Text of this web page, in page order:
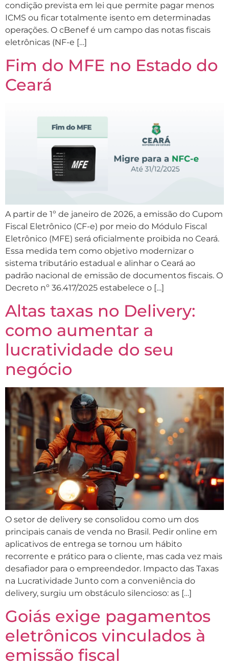
condição prevista em lei que permite pagar menos
ICMS ou ficar totalmente isento em determinadas
operações. O cBenef é um campo das notas fiscais
eletrônicas (NF-e […]
Fim do MFE no Estado do
Ceará
A partir de 1º de janeiro de 2026, a emissão do Cupom
Fiscal Eletrônico (CF-e) por meio do Módulo Fiscal
Eletrônico (MFE) será oficialmente proibida no Ceará.
Essa medida tem como objetivo modernizar o
sistema tributário estadual e alinhar o Ceará ao
padrão nacional de emissão de documentos fiscais. O
Decreto nº 36.417/2025 estabelece o […]
Altas taxas no Delivery:
como aumentar a
lucratividade do seu
negócio
O setor de delivery se consolidou como um dos
principais canais de venda no Brasil. Pedir online em
aplicativos de entrega se tornou um hábito
recorrente e prático para o cliente, mas cada vez mais
desafiador para o empreendedor. Impacto das Taxas
na Lucratividade Junto com a conveniência do
delivery, surgiu um obstáculo silencioso: as […]
Goiás exige pagamentos
eletrônicos vinculados à
emissão fiscal